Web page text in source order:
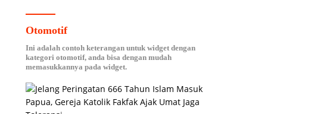
Otomotif
Ini adalah contoh keterangan untuk widget dengan
kategori otomotif, anda bisa dengan mudah
memasukkannya pada widget.